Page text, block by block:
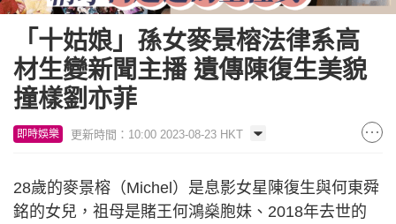
「十姑娘」孫女麥景榕法律系高
材生變新聞主播 遺傳陳復生美貌
撞樣劉亦菲
即時娛樂 更新時間：10:00 2023-08-23 HKT
28歲的麥景榕（Michel）是息影女星陳復生與何東舜
銘的女兒，祖母是賭王何鴻燊胞妹、2018年去世的